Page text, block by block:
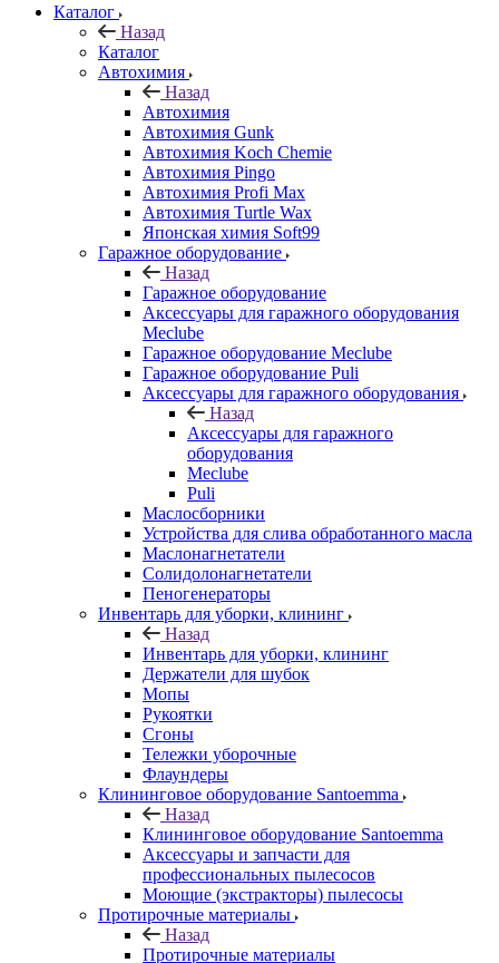
Каталог
Назад
Каталог
Автохимия
Назад
Автохимия
Автохимия Gunk
Автохимия Koch Chemie
Автохимия Pingo
Автохимия Profi Max
Автохимия Turtle Wax
Японская химия Soft99
Гаражное оборудование
Назад
Гаражное оборудование
Аксессуары для гаражного оборудования
Meclube
Гаражное оборудование Meclube
Гаражное оборудование Puli
Аксессуары для гаражного оборудования
Назад
Аксессуары для гаражного
оборудования
Meclube
Puli
Маслосборники
Устройства для слива обработанного масла
Маслонагнетатели
Солидолонагнетатели
Пеногенераторы
Инвентарь для уборки, клининг
Назад
Инвентарь для уборки, клининг
Держатели для шубок
Мопы
Рукоятки
Сгоны
Тележки уборочные
Флаундеры
Клининговое оборудование Santoemma
Назад
Клининговое оборудование Santoemma
Аксессуары и запчасти для
профессиональных пылесосов
Моющие (экстракторы) пылесосы
Протирочные материалы
Назад
Протирочные материалы